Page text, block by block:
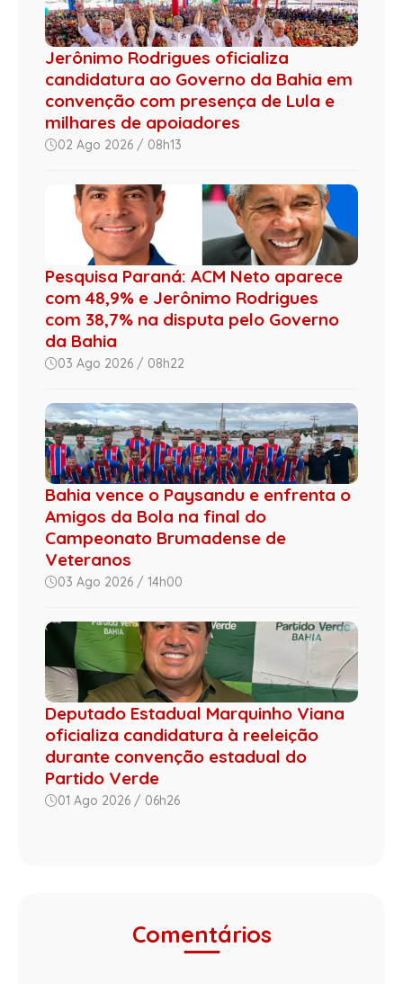
Jerônimo Rodrigues oficializa
candidatura ao Governo da Bahia em
convenção com presença de Lula e
milhares de apoiadores
02 Ago 2026 / 08h13
Pesquisa Paraná: ACM Neto aparece
com 48,9% e Jerônimo Rodrigues
com 38,7% na disputa pelo Governo
da Bahia
03 Ago 2026 / 08h22
Bahia vence o Paysandu e enfrenta o
Amigos da Bola na final do
Campeonato Brumadense de
Veteranos
03 Ago 2026 / 14h00
Deputado Estadual Marquinho Viana
oficializa candidatura à reeleição
durante convenção estadual do
Partido Verde
01 Ago 2026 / 06h26
Comentários